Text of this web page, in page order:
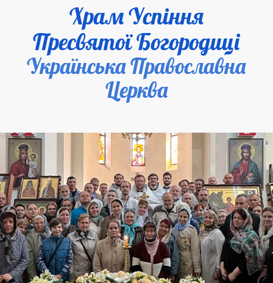
Храм Успіння
Пресвятої Богородиці
Українська Православна
Церква